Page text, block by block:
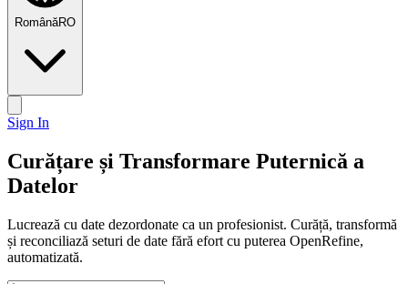
RomânăRO
Sign In
Curățare și Transformare Puternică a
Datelor
Lucrează cu date dezordonate ca un profesionist. Curăță, transformă
și reconciliază seturi de date fără efort cu puterea OpenRefine,
automatizată.